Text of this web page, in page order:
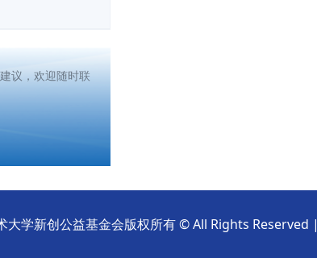
议，欢迎随时联
大学新创公益基金会版权所有 © All Rights Reserved |